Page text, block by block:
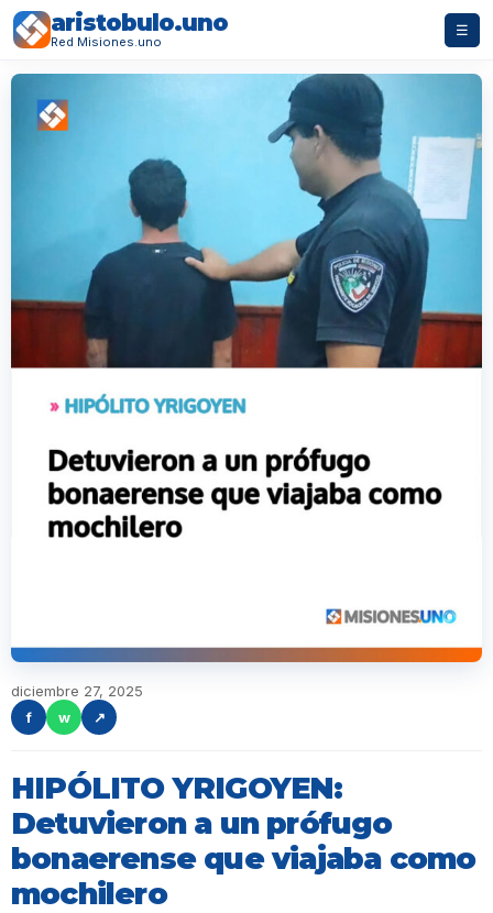
aristobulo.uno
Red Misiones.uno
☰
diciembre 27, 2025
f
w ↗
HIPÓLITO YRIGOYEN:
Detuvieron a un prófugo
bonaerense que viajaba como
mochilero